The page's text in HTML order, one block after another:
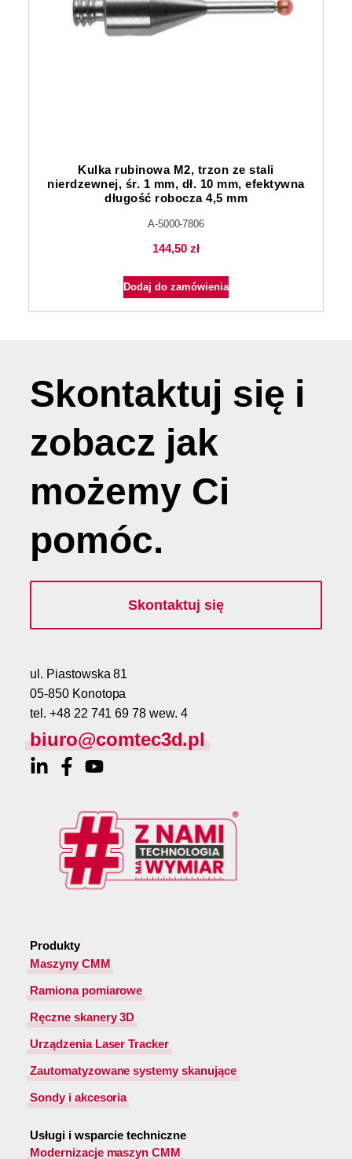
Kulka rubinowa M2, trzon ze stali
nierdzewnej, śr. 1 mm, dł. 10 mm, efektywna
długość robocza 4,5 mm
A-5000-7806
144,50 zł
Dodaj do zamówienia
Skontaktuj się i
zobacz jak
możemy Ci
pomóc.
Skontaktuj się
ul. Piastowska 81
05-850 Konotopa
tel. +48 22 741 69 78 wew. 4
biuro@comtec3d.pl
Produkty
Maszyny CMM
Ramiona pomiarowe
Ręczne skanery 3D
Urządzenia Laser Tracker
Zautomatyzowane systemy skanujące
Sondy i akcesoria
Usługi i wsparcie techniczne
Modernizacje maszyn CMM